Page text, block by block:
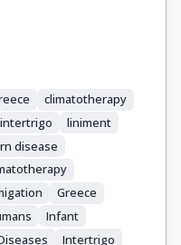
climatotherapy
intertrigo
liniment
disease
Greece
Infant
Intertrigo